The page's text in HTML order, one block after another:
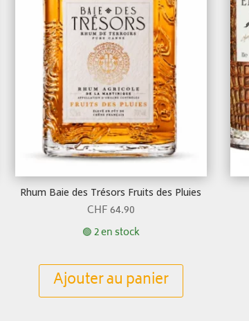
Rhum Baie des Trésors Fruits des Pluies
CHF64.90
🟢 2 en stock
Ajouter au panier